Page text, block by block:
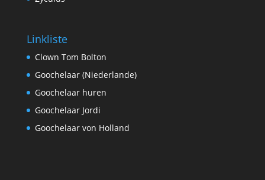
Linkliste
Clown Tom Bolton
Goochelaar (Niederlande)
Goochelaar huren
Goochelaar Jordi
Goochelaar von Holland